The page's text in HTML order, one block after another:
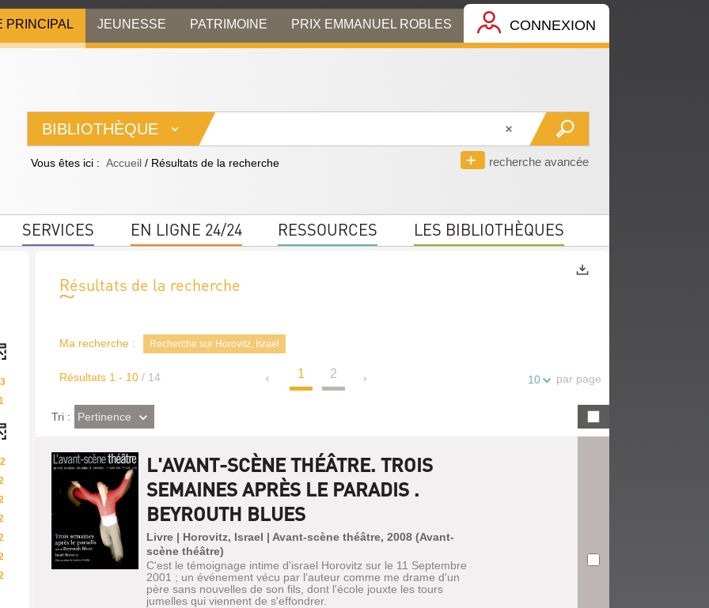
PRINCIPAL JEUNESSE PATRIMOINE PRIX EMMANUEL ROBLES CONNEXION
BIBLIOTHÈQUE
recherche avancée
Vous êtes ici : Accueil / Résultats de la recherche
SERVICES EN LIGNE 24/24 RESSOURCES LES BIBLIOTHÈQUES
Résultats de la recherche
Ma recherche : Recherche sur Horovitz, Israel
Résultats 1 - 10 / 14 1 2 10 par page
Tri :(Effet
imédiat)
Pertinence
L'AVANT-SCÈNE THÉÂTRE. TROIS
SEMAINES APRÈS LE PARADIS .
BEYROUTH BLUES
Livre | Horovitz, Israel | Avant-scène théâtre, 2008 (Avant-
scène théâtre)
C'est le témoignage intime d'israel Horovitz sur le 11 Septembre
2001 ; un événement vécu par l'auteur comme me drame d'un
père sans nouvelles de son fils, dont l'école jouxte les tours
jumelles qui viennent de s'effondrer.